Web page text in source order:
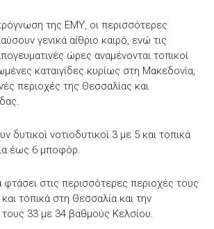
της ΕΜΥ, οι περισσότερες
γενικά αίθριο καιρό, ενώ τις
ώρες αναμένονται τοπικοί
καταιγίδες κυρίως στη Μακεδονία,
περιοχές της Θεσσαλίας και
δυτικοί νοτιοδυτικοί 3 με 5 και τοπικά
έως 6 μποφόρ.
στις περισσότερες περιοχές τους
τοπικά στη Θεσσαλία και την
τους 33 με 34 βαθμούς Κελσίου.